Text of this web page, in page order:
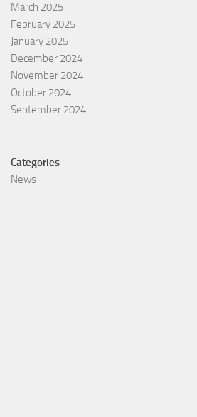
March 2025
February 2025
January 2025
December 2024
November 2024
October 2024
September 2024
Categories
News